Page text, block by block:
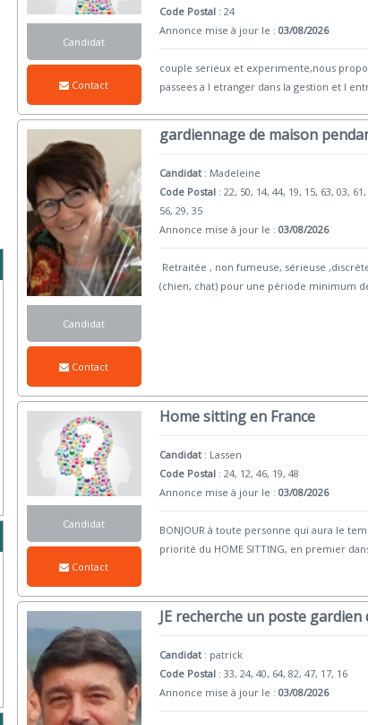
Candidat
Contact
Code Postal : 24
Annonce mise à jour le :03/08/2026
couple serieux et experimente,nous
passees a l etranger dans la gestion et l
Candidat
Contact
gardiennage de maison
Candidat : Madeleine
Code Postal : 22, 50, 14, 44, 19, 15, 63, 03,
56, 29, 35
Annonce mise à jour le :03/08/2026
Retraitée , non fumeuse, sérieuse
(chien, chat) pour une période minimum
Candidat
Contact
Home sitting en France
Candidat : Lassen
Code Postal : 24, 12, 46, 19, 48
Annonce mise à jour le :03/08/2026
BONJOUR à toute personne qui aura le
priorité du HOME SITTING, en premier
JE recherche un poste
Candidat : patrick
Code Postal : 33, 24, 40, 64, 82, 47, 17, 16
Annonce mise à jour le :03/08/2026